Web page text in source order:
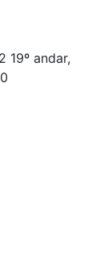
19º andar,